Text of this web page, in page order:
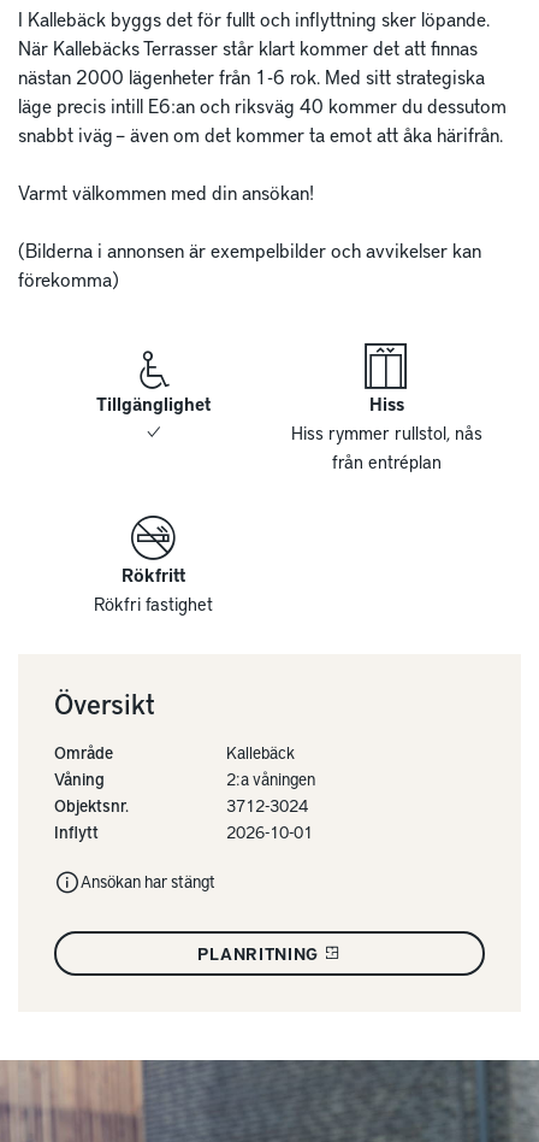
I Kallebäck byggs det för fullt och inflyttning sker löpande.
När Kallebäcks Terrasser står klart kommer det att finnas
nästan 2000 lägenheter från 1-6 rok. Med sitt strategiska
läge precis intill E6:an och riksväg 40 kommer du dessutom
snabbt iväg – även om det kommer ta emot att åka härifrån.
Varmt välkommen med din ansökan!
(Bilderna i annonsen är exempelbilder och avvikelser kan
förekomma)
Tillgänglighet
Hiss
Hiss rymmer rullstol, nås
från entréplan
Rökfritt
Rökfri fastighet
Översikt
Område
Kallebäck
Våning
2:a våningen
Objektsnr.
3712-3024
Inflytt
2026-10-01
Ansökan har stängt
PLANRITNING